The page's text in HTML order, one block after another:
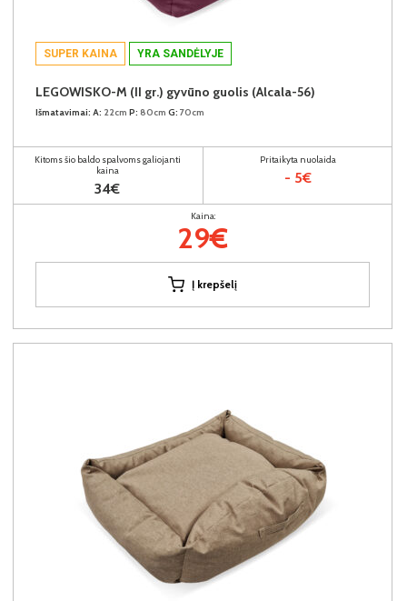
SUPER KAINA YRA SANDĖLYJE
LEGOWISKO-M (II gr.) gyvūno guolis (Alcala-56)
Išmatavimai: A: 22cm P: 80cm G: 70cm
Kitoms šio baldo spalvoms galiojanti
kaina
34€
Pritaikyta nuolaida
- 5€
Kaina:
29€
Į krepšelį